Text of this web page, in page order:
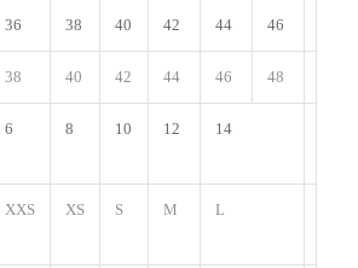
36 38 40 42 44 46
38 40 42 44 46 48
6 8 10 12 14
XXS XS S M L